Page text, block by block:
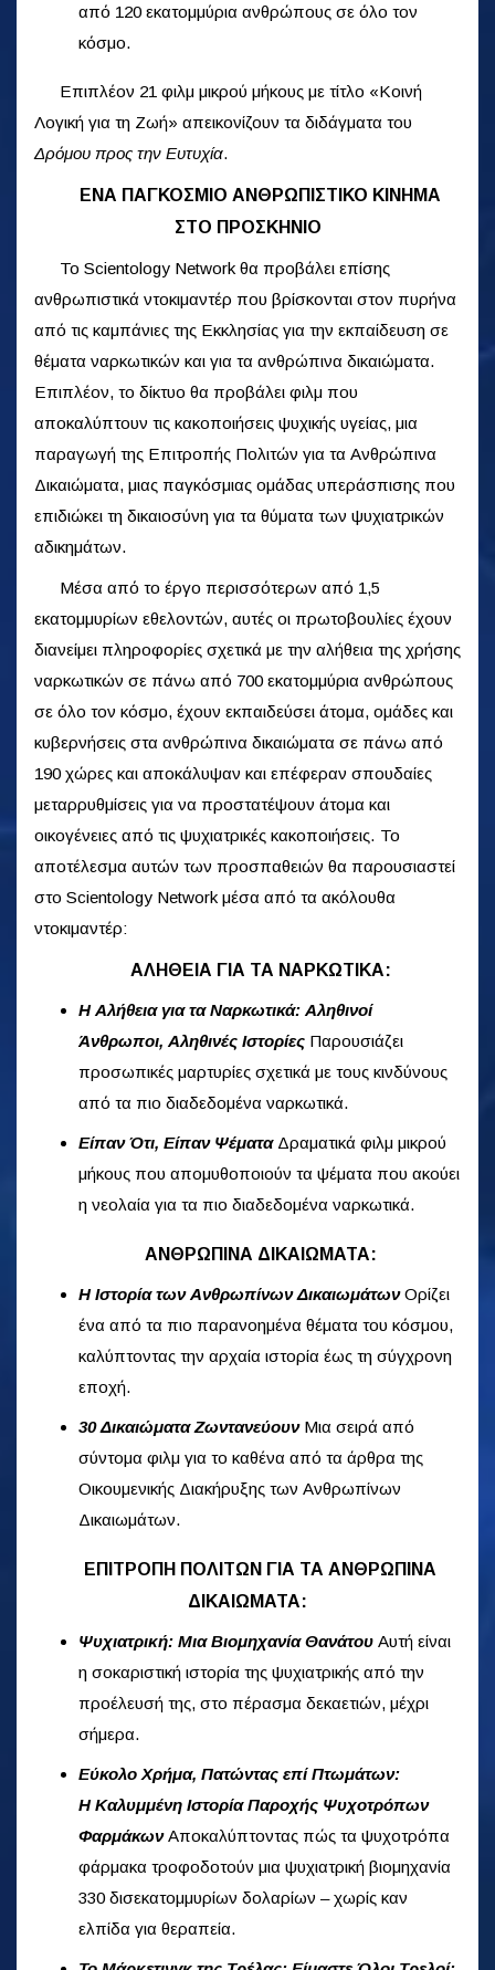
από 120 εκατομμύρια ανθρώπους σε όλο τον
κόσμο.
Επιπλέον 21 φιλμ μικρού μήκους με τίτλο «Κοινή
Λογική για τη Ζωή» απεικονίζουν τα διδάγματα του
Δρόμου προς την Ευτυχία.
ΕΝΑ ΠΑΓΚΟΣΜΙΟ ΑΝΘΡΩΠΙΣΤΙΚΟ ΚΙΝΗΜΑ
ΣΤΟ ΠΡΟΣΚΗΝΙΟ
Το Scientology Network θα προβάλει επίσης
ανθρωπιστικά ντοκιμαντέρ που βρίσκονται στον πυρήνα
από τις καμπάνιες της Εκκλησίας για την εκπαίδευση σε
θέματα ναρκωτικών και για τα ανθρώπινα δικαιώματα.
Επιπλέον, το δίκτυο θα προβάλει φιλμ που
αποκαλύπτουν τις κακοποιήσεις ψυχικής υγείας, μια
παραγωγή της Επιτροπής Πολιτών για τα Ανθρώπινα
Δικαιώματα, μιας παγκόσμιας ομάδας υπεράσπισης που
επιδιώκει τη δικαιοσύνη για τα θύματα των ψυχιατρικών
αδικημάτων.
Μέσα από το έργο περισσότερων από 1,5
εκατομμυρίων εθελοντών, αυτές οι πρωτοβουλίες έχουν
διανείμει πληροφορίες σχετικά με την αλήθεια της χρήσης
ναρκωτικών σε πάνω από 700 εκατομμύρια ανθρώπους
σε όλο τον κόσμο, έχουν εκπαιδεύσει άτομα, ομάδες και
κυβερνήσεις στα ανθρώπινα δικαιώματα σε πάνω από
190 χώρες και αποκάλυψαν και επέφεραν σπουδαίες
μεταρρυθμίσεις για να προστατέψουν άτομα και
οικογένειες από τις ψυχιατρικές κακοποιήσεις. Το
αποτέλεσμα αυτών των προσπαθειών θα παρουσιαστεί
στο Scientology Network μέσα από τα ακόλουθα
ντοκιμαντέρ:
ΑΛΗΘΕΙΑ ΓΙΑ ΤΑ ΝΑΡΚΩΤΙΚΑ:
Η Αλήθεια για τα Ναρκωτικά: Αληθινοί
Άνθρωποι, Αληθινές Ιστορίες Παρουσιάζει
προσωπικές μαρτυρίες σχετικά με τους κινδύνους
από τα πιο διαδεδομένα ναρκωτικά.
Είπαν Ότι, Είπαν ΨέματαΔραματικά φιλμ μικρού
μήκους που απομυθοποιούν τα ψέματα που ακούει
η νεολαία για τα πιο διαδεδομένα ναρκωτικά.
ΑΝΘΡΩΠΙΝΑ ΔΙΚΑΙΩΜΑΤΑ:
Η Ιστορία των Ανθρωπίνων ΔικαιωμάτωνΟρίζει
ένα από τα πιο παρανοημένα θέματα του κόσμου,
καλύπτοντας την αρχαία ιστορία έως τη σύγχρονη
εποχή.
30 Δικαιώματα ΖωντανεύουνΜια σειρά από
σύντομα φιλμ για το καθένα από τα άρθρα της
Οικουμενικής Διακήρυξης των Ανθρωπίνων
Δικαιωμάτων.
ΕΠΙΤΡΟΠΗ ΠΟΛΙΤΩΝ ΓΙΑ ΤΑ ΑΝΘΡΩΠΙΝΑ
ΔΙΚΑΙΩΜΑΤΑ:
Ψυχιατρική: Μια Βιομηχανία Θανάτου Αυτή είναι
η σοκαριστική ιστορία της ψυχιατρικής από την
προέλευσή της, στο πέρασμα δεκαετιών, μέχρι
σήμερα.
Εύκολο Χρήμα, Πατώντας επί Πτωμάτων:
Η Καλυμμένη Ιστορία Παροχής Ψυχοτρόπων
ΦαρμάκωνΑποκαλύπτοντας πώς τα ψυχοτρόπα
φάρμακα τροφοδοτούν μια ψυχιατρική βιομηχανία
330 δισεκατομμυρίων δολαρίων – χωρίς καν
ελπίδα για θεραπεία.